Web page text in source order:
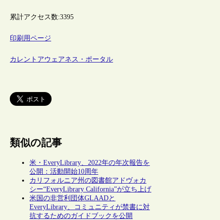
累計アクセス数:3395
印刷用ページ
カレントアウェアネス・ポータル
類似の記事
米・EveryLibrary、2022年の年次報告を
公開：活動開始10周年
カリフォルニア州の図書館アドヴォカ
シー“EveryLibrary California”が立ち上げ
米国の非営利団体GLAADと
EveryLibrary、コミュニティが禁書に対
抗するためのガイドブックを公開